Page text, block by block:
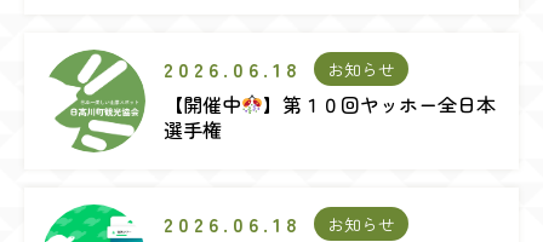
2026.06.18 お知らせ
【開催中
】第１０回ヤッホー全日本
選手権
2026.06.18 お知らせ